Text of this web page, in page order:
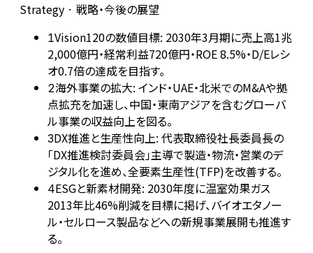
Strategy · 戦略・今後の展望
1Vision120の数値目標: 2030年3月期に売上高1兆
2,000億円・経常利益720億円・ROE 8.5%・D/Eレシ
オ0.7倍の達成を目指す。
2海外事業の拡大: インド・UAE・北米でのM&Aや拠
点拡充を加速し、中国・東南アジアを含むグローバ
ル事業の収益向上を図る。
3DX推進と生産性向上: 代表取締役社長委員長の
「DX推進検討委員会」主導で製造・物流・営業のデ
ジタル化を進め、全要素生産性(TFP)を改善する。
4ESGと新素材開発: 2030年度に温室効果ガス
2013年比46%削減を目標に掲げ、バイオエタノー
ル・セルロース製品などへの新規事業展開も推進す
る。